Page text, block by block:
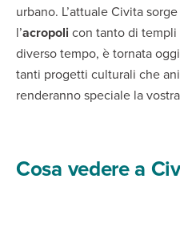
urbano. L’attuale Civita
l’acropoli con tanto di
diverso tempo, è tornata
tanti progetti culturali che
renderanno speciale la
Cosa vedere a